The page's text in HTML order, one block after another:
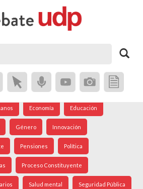
Crisis Social Democracia
Economía Educación
Género Innovación
Pensiones Política
Proceso Constituyente
Salud mental Seguridad Pública